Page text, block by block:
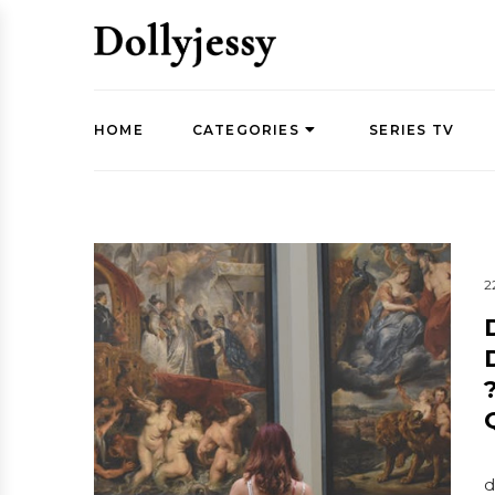
HOME CATEGORIES SERIES TV